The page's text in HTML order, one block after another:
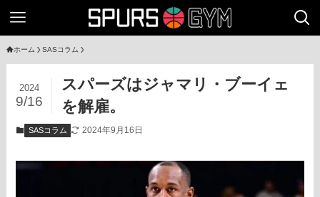
ホーム SASコラム
スパーズはジャマリ・ブーイェ
を解雇。
2024
9/16
SASコラム 2024年9月16日